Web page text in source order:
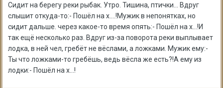
Сидит на берегу реки рыбак. Утро. Тишина, птички... Вдруг
слышит откуда-то:- Пошёл на х....!Мужик в непонятках, но
сидит дальше. через какое-то время опять:- Пошёл на х...!И
так ещё несколько раз. Вдруг из-за поворота реки выплывает
лодка, в ней чел, гребёт не вёслами, а ложками. Мужик ему:-
Ты что ложками-то гребёшь, ведь вёсла же есть?!А ему из
лодки:- Пошёл на х...!